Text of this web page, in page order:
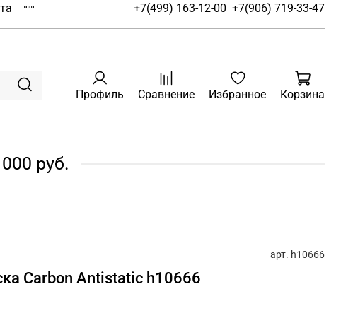
+7(499) 163-12-00 +7(906) 719-33-47
Профиль Сравнение Избранное Корзина
руб.
арт. h10666
Carbon Antistatic h10666